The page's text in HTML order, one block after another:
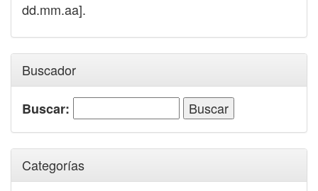
dd.mm.aa].
Buscador
Buscar:
Categorías